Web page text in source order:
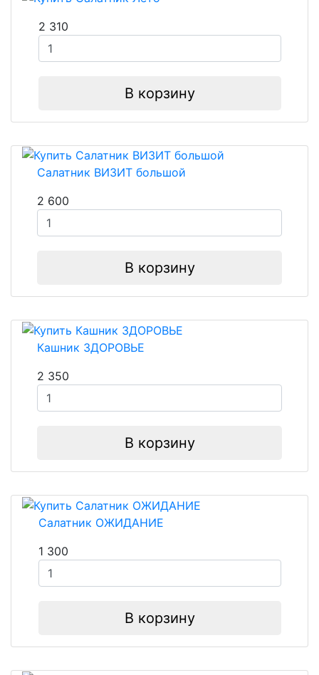
2 310
В корзину
Салатник ВИЗИТ большой
2 600
В корзину
Кашник ЗДОРОВЬЕ
2 350
В корзину
Салатник ОЖИДАНИЕ
1 300
В корзину